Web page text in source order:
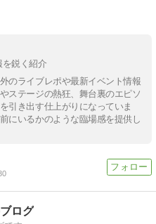
を鋭く紹介
のライブレポや最新イベント情報
ステージの熱狂、舞台裏のエピソ
引き出す仕上がりになっていま
にいるかのような臨場感を提供し
ログ